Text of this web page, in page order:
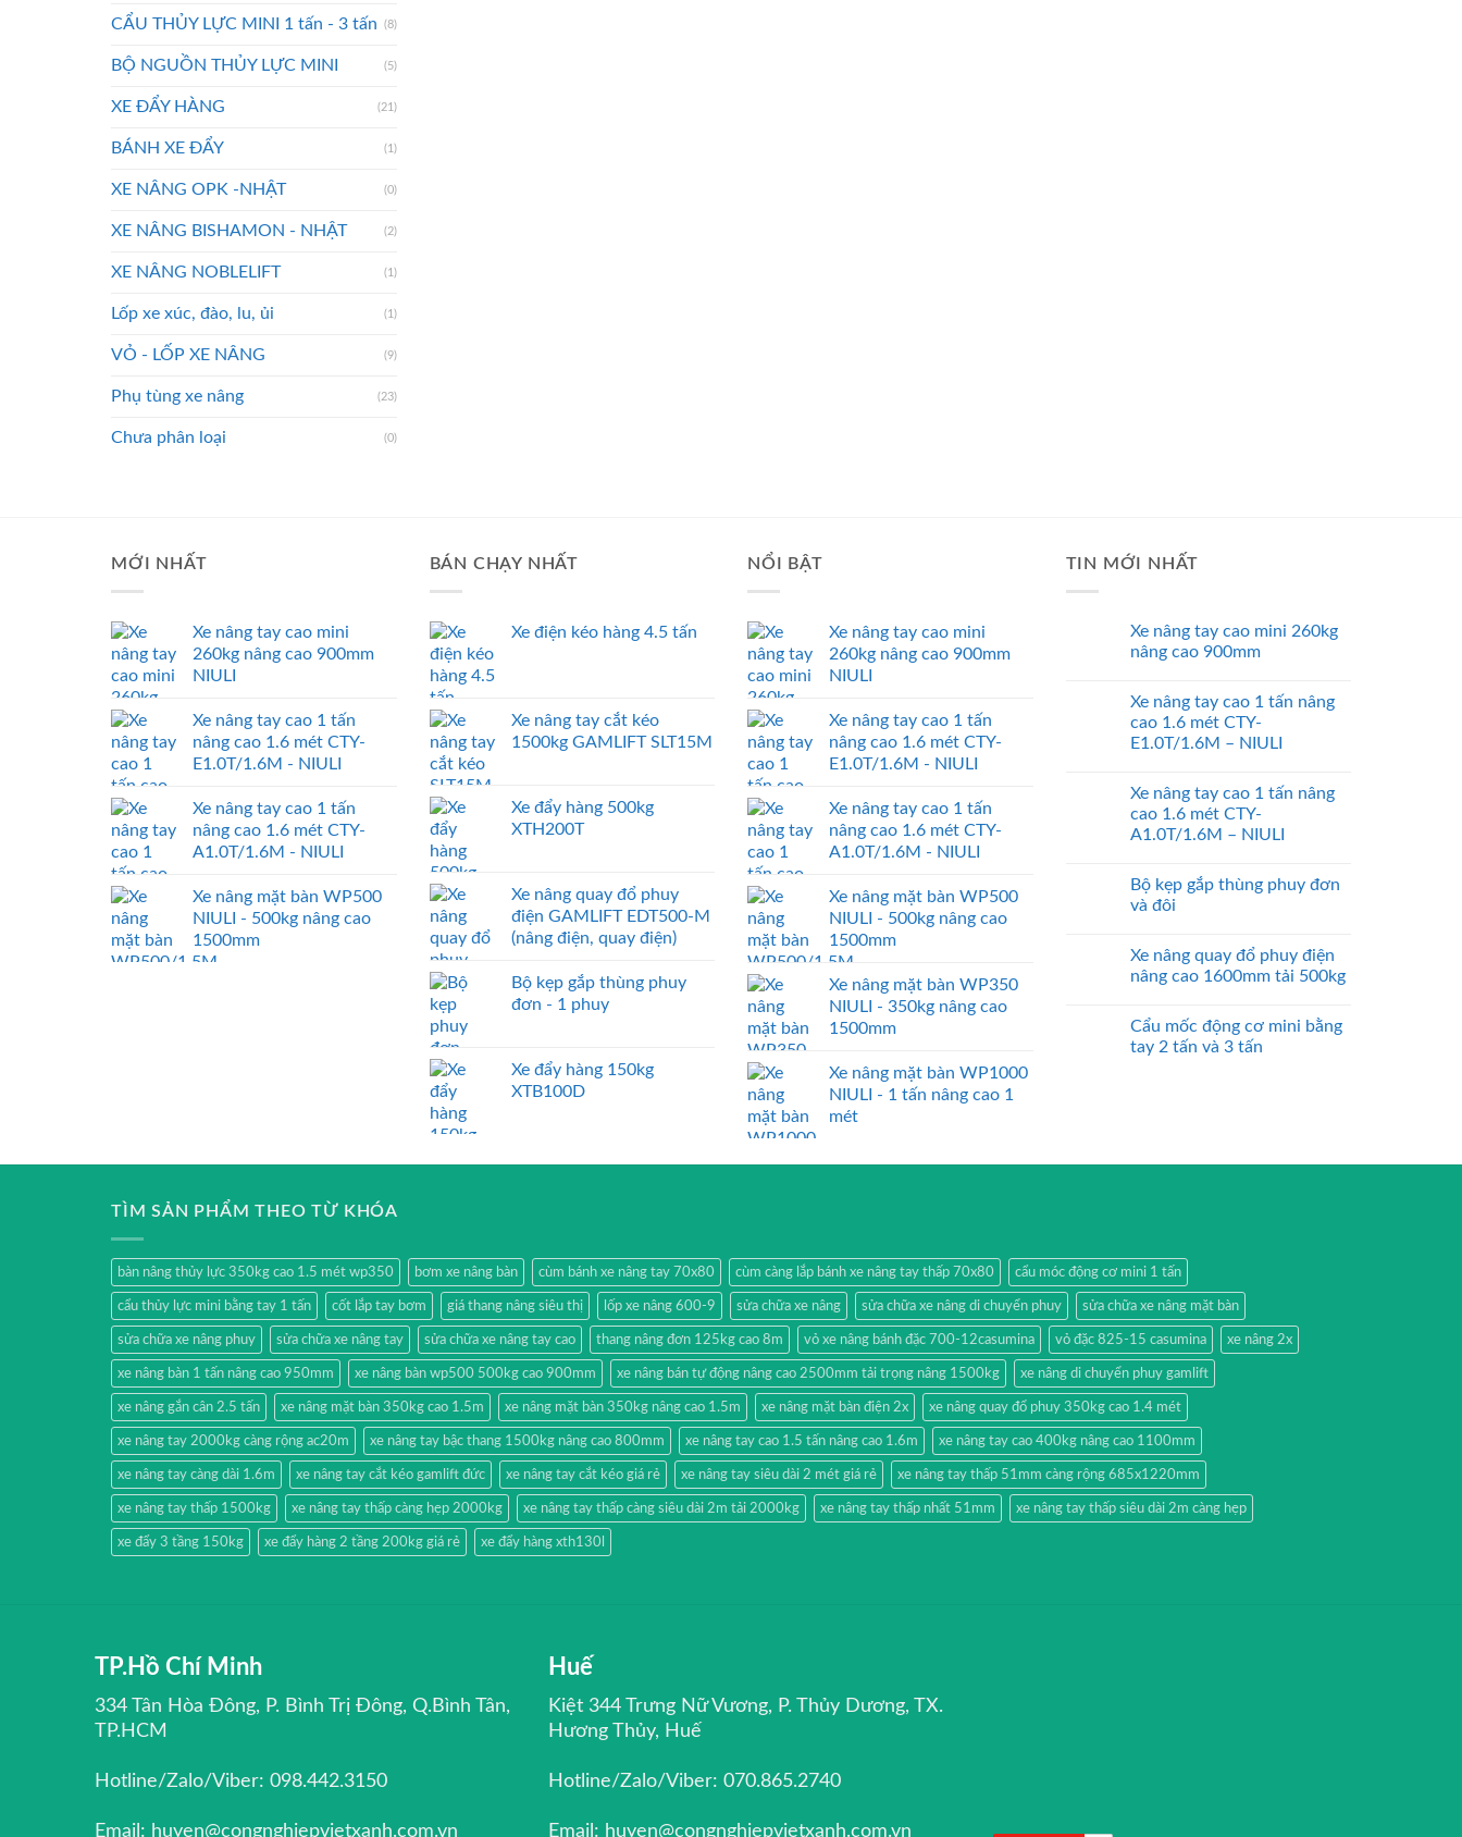
CẨU THỦY LỰC MINI 1 tấn - 3 tấn (8)
BỘ NGUỒN THỦY LỰC MINI (5)
XE ĐẨY HÀNG (21)
BÁNH XE ĐẨY (1)
XE NÂNG OPK -NHẬT (0)
XE NÂNG BISHAMON - NHẬT (2)
XE NÂNG NOBLELIFT (1)
Lốp xe xúc, đào, lu, ủi (1)
VỎ - LỐP XE NÂNG (9)
Phụ tùng xe nâng (23)
Chưa phân loại (0)
MỚI NHẤT
Xe nâng tay cao mini
260kg nâng cao 900mm
NIULI
Xe nâng tay cao 1 tấn
nâng cao 1.6 mét CTY-
E1.0T/1.6M - NIULI
Xe nâng tay cao 1 tấn
nâng cao 1.6 mét CTY-
A1.0T/1.6M - NIULI
Xe nâng mặt bàn WP500
NIULI - 500kg nâng cao
1500mm
BÁN CHẠY NHẤT
Xe điện kéo hàng 4.5 tấn
Xe nâng tay cắt kéo
1500kg GAMLIFT SLT15M
Xe đẩy hàng 500kg
XTH200T
Xe nâng quay đổ phuy
điện GAMLIFT EDT500-M
(nâng điện, quay điện)
Bộ kẹp gắp thùng phuy
đơn - 1 phuy
Xe đẩy hàng 150kg
XTB100D
NỔI BẬT
Xe nâng tay cao mini
260kg nâng cao 900mm
NIULI
Xe nâng tay cao 1 tấn
nâng cao 1.6 mét CTY-
E1.0T/1.6M - NIULI
Xe nâng tay cao 1 tấn
nâng cao 1.6 mét CTY-
A1.0T/1.6M - NIULI
Xe nâng mặt bàn WP500
NIULI - 500kg nâng cao
1500mm
Xe nâng mặt bàn WP350
NIULI - 350kg nâng cao
1500mm
Xe nâng mặt bàn WP1000
NIULI - 1 tấn nâng cao 1
mét
TIN MỚI NHẤT
Xe nâng tay cao mini 260kg
nâng cao 900mm
Xe nâng tay cao 1 tấn nâng
cao 1.6 mét CTY-
E1.0T/1.6M – NIULI
Xe nâng tay cao 1 tấn nâng
cao 1.6 mét CTY-
A1.0T/1.6M – NIULI
Bộ kẹp gắp thùng phuy đơn
và đôi
Xe nâng quay đổ phuy điện
nâng cao 1600mm tải 500kg
Cẩu mốc động cơ mini bằng
tay 2 tấn và 3 tấn
TÌM SẢN PHẨM THEO TỪ KHÓA
bàn nâng thủy lực 350kg cao 1.5 mét wp350 bơm xe nâng bàn cùm bánh xe nâng tay 70x80 cùm càng lắp bánh xe nâng tay thấp 70x80 cẩu móc động cơ mini 1 tấn
cẩu thủy lực mini bằng tay 1 tấn cốt lắp tay bơm giá thang nâng siêu thị lốp xe nâng 600-9 sửa chữa xe nâng sửa chữa xe nâng di chuyển phuy sửa chữa xe nâng mặt bàn
sửa chữa xe nâng phuy sửa chữa xe nâng tay sửa chữa xe nâng tay cao thang nâng đơn 125kg cao 8m vỏ xe nâng bánh đặc 700-12casumina vỏ đặc 825-15 casumina xe nâng 2x
xe nâng bàn 1 tấn nâng cao 950mm xe nâng bàn wp500 500kg cao 900mm xe nâng bán tự động nâng cao 2500mm tải trọng nâng 1500kg xe nâng di chuyển phuy gamlift
xe nâng gắn cân 2.5 tấn xe nâng mặt bàn 350kg cao 1.5m xe nâng mặt bàn 350kg nâng cao 1.5m xe nâng mặt bàn điện 2x xe nâng quay đổ phuy 350kg cao 1.4 mét
xe nâng tay 2000kg càng rộng ac20m xe nâng tay bậc thang 1500kg nâng cao 800mm xe nâng tay cao 1.5 tấn nâng cao 1.6m xe nâng tay cao 400kg nâng cao 1100mm
xe nâng tay càng dài 1.6m xe nâng tay cắt kéo gamlift đức xe nâng tay cắt kéo giá rẻ xe nâng tay siêu dài 2 mét giá rẻ xe nâng tay thấp 51mm càng rộng 685x1220mm
xe nâng tay thấp 1500kg xe nâng tay thấp càng hẹp 2000kg xe nâng tay thấp càng siêu dài 2m tải 2000kg xe nâng tay thấp nhất 51mm xe nâng tay thấp siêu dài 2m càng hẹp
xe đẩy 3 tầng 150kg xe đẩy hàng 2 tầng 200kg giá rẻ xe đẩy hàng xth130l
TP.Hồ Chí Minh
334 Tân Hòa Đông, P. Bình Trị Đông, Q.Bình Tân,
TP.HCM
Hotline/Zalo/Viber: 098.442.3150
Email: huyen@congnghiepvietxanh.com.vn
Huế
Kiệt 344 Trưng Nữ Vương, P. Thủy Dương, TX.
Hương Thủy, Huế
Hotline/Zalo/Viber: 070.865.2740
Email: huyen@congnghiepvietxanh.com.vn